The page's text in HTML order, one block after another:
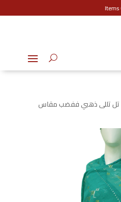
تل تللى ذهبي ففضب مقاس